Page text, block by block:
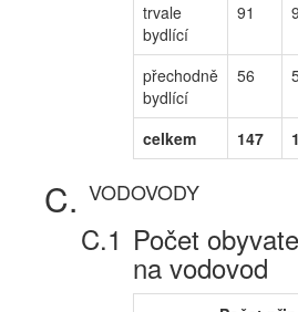
trvale
bydlící
91
přechodně
bydlící
56
celkem 147
VODOVODY
Počet
na vodovod